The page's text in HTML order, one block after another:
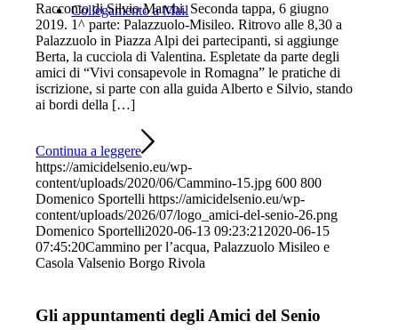
Collegamento a Mail
Racconto di Silvio Marchi. Seconda tappa, 6 giugno
2019. 1^ parte: Palazzuolo-Misileo. Ritrovo alle 8,30 a
Palazzuolo in Piazza Alpi dei partecipanti, si aggiunge
Berta, la cucciola di Valentina. Espletate da parte degli
amici di “Vivi consapevole in Romagna” le pratiche di
iscrizione, si parte con alla guida Alberto e Silvio, stando
ai bordi della […]
Continua a leggere
https://amicidelsenio.eu/wp-
content/uploads/2020/06/Cammino-15.jpg 600 800
Domenico Sportelli https://amicidelsenio.eu/wp-
content/uploads/2026/07/logo_amici-del-senio-26.png
Domenico Sportelli2020-06-13 09:23:21 2020-06-15
07:45:20Cammino per l’acqua, Palazzuolo Misileo e
Casola Valsenio Borgo Rivola
Gli appuntamenti degli Amici del Senio